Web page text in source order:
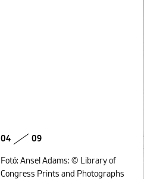
04 09
Fotó: Ansel Adams: © Library of
Congress Prints and Photographs